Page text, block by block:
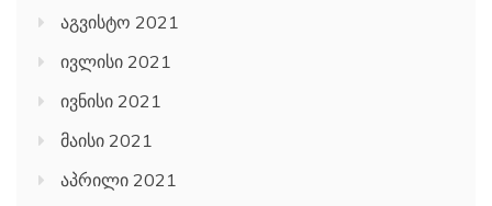
აგვისტო 2021
ივლისი 2021
ივნისი 2021
მაისი 2021
აპრილი 2021